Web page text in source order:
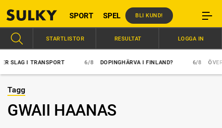
SPORT SPEL BLI KUND!
I TRANSPORT DOPINGHÄRVA I FINLAND?
STARTLISTOR RESULTAT LOGGA IN
Tagg
GWAII HAANAS